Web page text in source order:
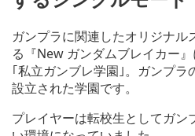
ガンプラに関連したオリジナ
る『New ガンダムブレイカー
｢私立ガンブレ学園｣。ガンプ
設立された学園です。
プレイヤーは転校生としてガ